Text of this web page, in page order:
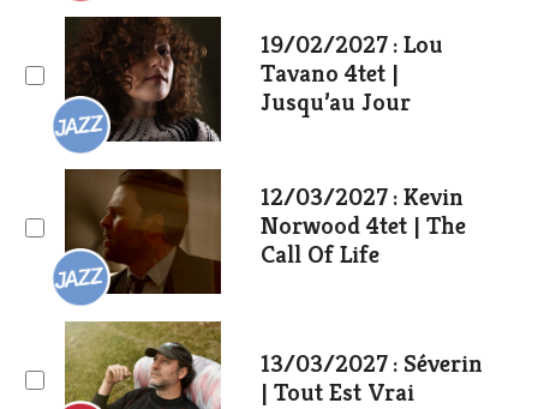
19/02/2027 : Lou
Tavano 4tet |
Jusqu’au Jour
12/03/2027 : Kevin
Norwood 4tet | The
Call Of Life
13/03/2027 : Séverin
| Tout Est Vrai